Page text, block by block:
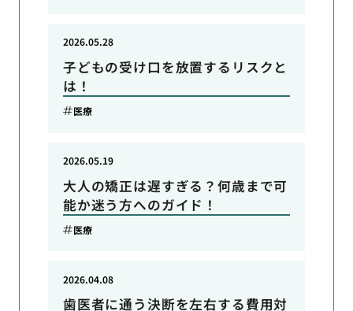
子どもの受け口を放置するリスクと
は！
2026.05.28
医療
大人の矯正は遅すぎる？何歳まで可
能か迷う方へのガイド！
2026.05.19
医療
歯医者に通う決断を左右する費用対
2026.04.08